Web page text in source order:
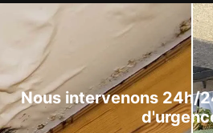
Nous intervenons 24h/